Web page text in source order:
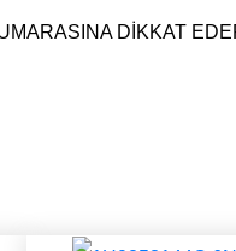
DİKKAT